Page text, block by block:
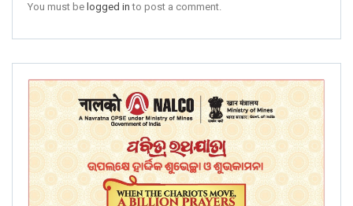
You must be logged in to post a comment.